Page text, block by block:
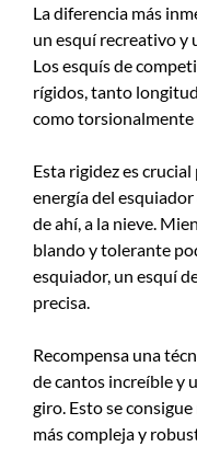
La diferencia más
un esquí recreativo y
Los esquís de
rígidos, tanto
como torsionalmente
Esta rigidez es
energía del
de ahí, a la nieve.
blando y tolerante
esquiador, un esquí
precisa.
Recompensa una
de cantos increíble y
giro. Esto se
más compleja y